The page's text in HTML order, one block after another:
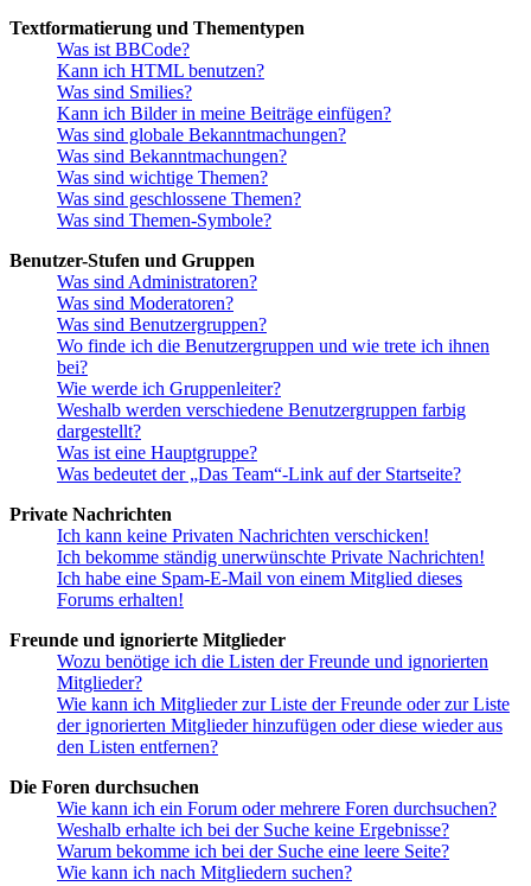
Textformatierung und Thementypen
Was ist BBCode?
Kann ich HTML benutzen?
Was sind Smilies?
Kann ich Bilder in meine Beiträge einfügen?
Was sind globale Bekanntmachungen?
Was sind Bekanntmachungen?
Was sind wichtige Themen?
Was sind geschlossene Themen?
Was sind Themen-Symbole?
Benutzer-Stufen und Gruppen
Was sind Administratoren?
Was sind Moderatoren?
Was sind Benutzergruppen?
Wo finde ich die Benutzergruppen und wie trete ich ihnen
bei?
Wie werde ich Gruppenleiter?
Weshalb werden verschiedene Benutzergruppen farbig
dargestellt?
Was ist eine Hauptgruppe?
Was bedeutet der „Das Team“-Link auf der Startseite?
Private Nachrichten
Ich kann keine Privaten Nachrichten verschicken!
Ich bekomme ständig unerwünschte Private Nachrichten!
Ich habe eine Spam-E-Mail von einem Mitglied dieses
Forums erhalten!
Freunde und ignorierte Mitglieder
Wozu benötige ich die Listen der Freunde und ignorierten
Mitglieder?
Wie kann ich Mitglieder zur Liste der Freunde oder zur Liste
der ignorierten Mitglieder hinzufügen oder diese wieder aus
den Listen entfernen?
Die Foren durchsuchen
Wie kann ich ein Forum oder mehrere Foren durchsuchen?
Weshalb erhalte ich bei der Suche keine Ergebnisse?
Warum bekomme ich bei der Suche eine leere Seite?
Wie kann ich nach Mitgliedern suchen?